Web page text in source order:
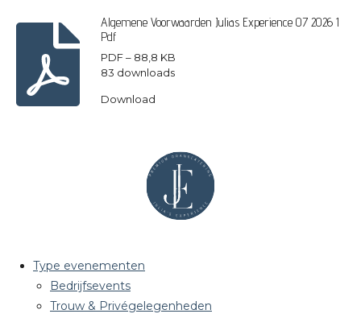
Algemene Voorwaarden Julias Experience 07 2026 1
Pdf
PDF – 88,8 KB
83 downloads
Download
Type evenementen
Bedrijfsevents
Trouw & Privégelegenheden